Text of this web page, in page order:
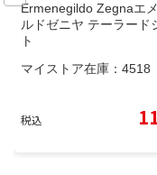
Ermenegildo Zegnaエ
ルドゼニヤ テーラード
ト
マイストア在庫： 4518
税込